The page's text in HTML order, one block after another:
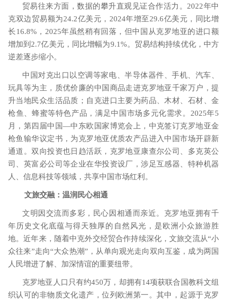
贸易往来方面，数据的攀升直观见证合作活力。2022年中
克双边贸易额为24.2亿美元， 2024年增至29.6亿美元，同比增
长16.8% ， 2025年虽然稍有回落，但中国从克罗地亚的进口额
增加到2.7亿美元，同比增幅为9.1%。贸易结构持续优化，中方
逆差逐步缩小。
中国对克出口以空调等家电、半导体器件、手机、汽车、
玩具等为主，质优价廉的中国商品走进克罗地亚千家万户，提
升当地民众生活品质；自克进口主要为药品、木材、石材、金
枪鱼、蜂蜜等特色产品，满足中国市场多元化需求。 2025年5
月，第四届中国—中东欧国家博览会上，中克签订克罗地亚金
枪鱼输华议定书，为克罗地亚优质农产品进入中国市场开辟新
通道。双向投资也日趋活跃，克罗地亚康查尔公司、多克英公
司、英富必公司等企业在华投资设厂，涉足互感器、特种机器
人、信息科技等领域，共享中国市场红利。
文旅交融：温润民心相通
文明因交流而多彩，民心因相通而亲近。克罗地亚拥有千
年历史文化底蕴与得天独厚的自然风光，是欧洲小众旅游胜
地。近年来，随着中克外交经贸合作持续深化，文旅交流从“小
众往来”走向“大众热潮”，从单向观光走向双向互鉴，成为两国
人民增进了解、加深情谊的重要纽带。
克罗地亚人口只有约450万，却拥有14项获联合国教科文组
织认可的非物质文化遗产，位列欧洲第一。其中，起源于克罗